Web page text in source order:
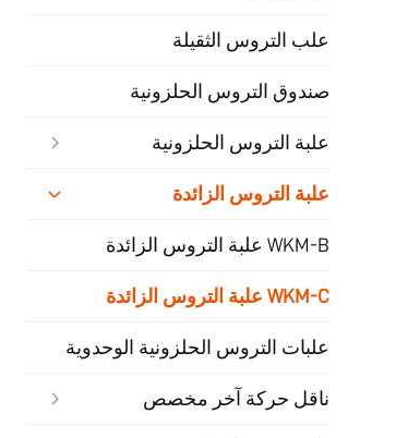
علب التروس الثقيلة
صندوق التروس الحلزونية
علبة التروس الحلزونية
علبة التروس الزائدة
WKM-B علبة التروس الزائدة
WKM-C علبة التروس الزائدة
علبات التروس الحلزونية الوحدوية
ناقل حركة آخر مخصص